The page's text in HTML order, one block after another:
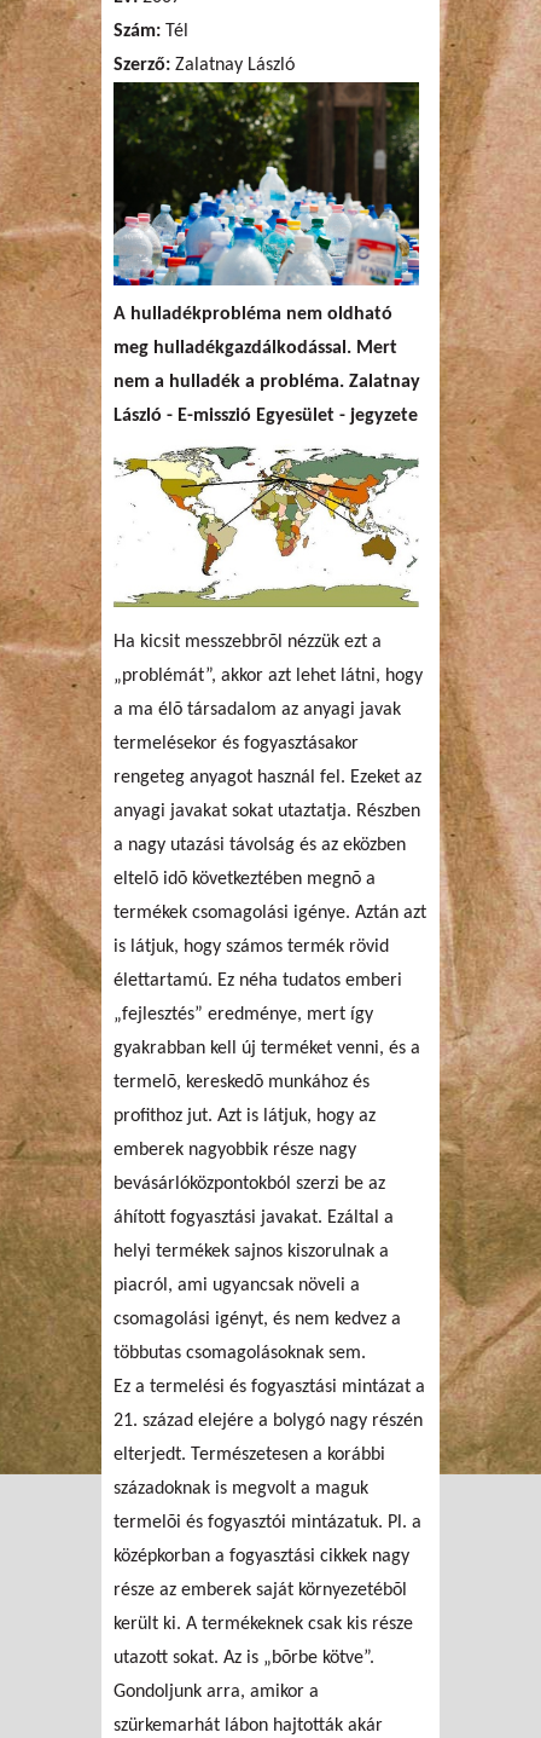
Szám: Tél
Szerző: Zalatnay László
A hulladékprobléma nem oldható
meg hulladékgazdálkodással. Mert
nem a hulladék a probléma. Zalatnay
László - E-misszió Egyesület - jegyzete
Ha kicsit messzebbrõl nézzük ezt a
„problémát”, akkor azt lehet látni, hogy
a ma élõ társadalom az anyagi javak
termelésekor és fogyasztásakor
rengeteg anyagot használ fel. Ezeket az
anyagi javakat sokat utaztatja. Részben
a nagy utazási távolság és az eközben
eltelõ idõ következtében megnõ a
termékek csomagolási igénye. Aztán azt
is látjuk, hogy számos termék rövid
élettartamú. Ez néha tudatos emberi
„fejlesztés” eredménye, mert így
gyakrabban kell új terméket venni, és a
termelõ, kereskedõ munkához és
profithoz jut. Azt is látjuk, hogy az
emberek nagyobbik része nagy
bevásárlóközpontokból szerzi be az
áhított fogyasztási javakat. Ezáltal a
helyi termékek sajnos kiszorulnak a
piacról, ami ugyancsak növeli a
csomagolási igényt, és nem kedvez a
többutas csomagolásoknak sem.
Ez a termelési és fogyasztási mintázat a
21. század elejére a bolygó nagy részén
elterjedt. Természetesen a korábbi
századoknak is megvolt a maguk
termelõi és fogyasztói mintázatuk. Pl. a
középkorban a fogyasztási cikkek nagy
része az emberek saját környezetébõl
került ki. A termékeknek csak kis része
utazott sokat. Az is „bõrbe kötve”.
Gondoljunk arra, amikor a
szürkemarhát lábon hajtották akár